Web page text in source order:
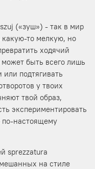
(«зуш») - так в мир
то мелкую, но
ходячий
быть всего лишь
подтягивать
у твоих
твой образ,
экспериментировать
по-настоящему
sprezzatura
на стиле